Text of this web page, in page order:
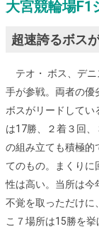
大宮競輪場F1
超速誇るボス
テオ・ ボス、デニ
手が参戦。両者の優
ボスがリードしてい
は17勝、２着３回
の組み立ても積極的
てのもの。まくりに
性は高い。当所は今
不覚を取っただけに
こ７場所は15勝を